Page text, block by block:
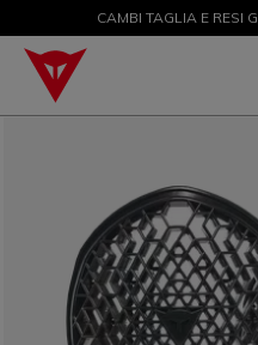
SALDI FINO AL
CAMBI TAGLIA E RESI